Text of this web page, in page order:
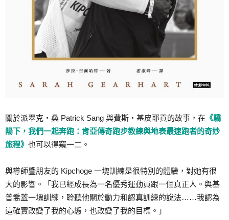
關於派翠克‧桑 Patrick Sang 與費斯‧基皮耶貢的故事，在 《驕
陽下，我們一起奔跑：肯亞傳奇跑步教練與地表最速跑者的奇妙
旅程》 也可以得窺一二。
與導師暨朋友的 Kipchoge 一塊訓練是很特別的體驗，對她有很
大的影響。「我已經成長為一名優秀運動員跟一個真正人。與基
普喬蓋一塊訓練，聆聽他關於動力和認真訓練的說法……我認為
這確實改變了我的心態，也改變了我的目標。」